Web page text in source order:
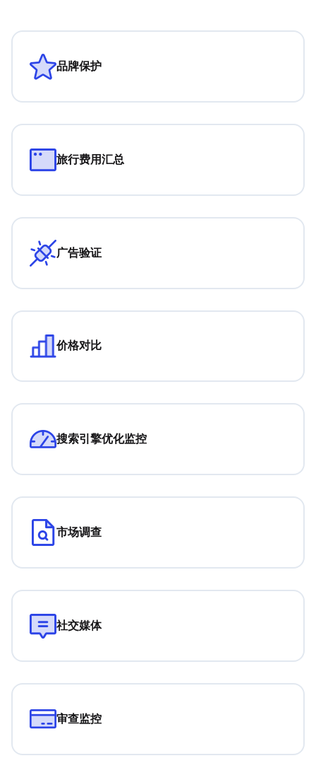
品牌保护
旅行费用汇总
广告验证
价格对比
搜索引擎优化监控
市场调查
社交媒体
审查监控